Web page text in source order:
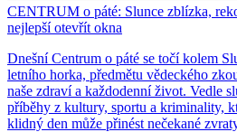
CENTRUM o páté: Slunce zblízka,
nejlepší otevřít okna
Dnešní Centrum o páté se točí kolem
letního horka, předmětu vědeckého
naše zdraví a každodenní život. Vedle
příběhy z kultury, sportu a kriminality,
klidný den může přinést nečekané